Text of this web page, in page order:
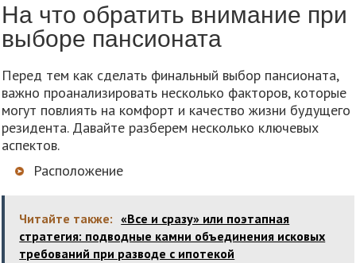
На что обратить внимание при
выборе пансионата
Перед тем как сделать финальный выбор пансионата,
важно проанализировать несколько факторов, которые
могут повлиять на комфорт и качество жизни будущего
резидента. Давайте разберем несколько ключевых
аспектов.
Расположение
Читайте также: «Все и сразу» или поэтапная
стратегия: подводные камни объединения исковых
требований при разводе с ипотекой